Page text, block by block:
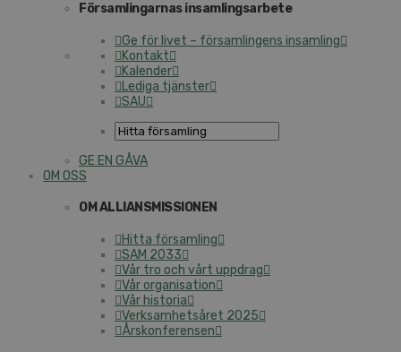
Församlingarnas insamlingsarbete
Ge för livet – församlingens insamling
Kontakt
Kalender
Lediga tjänster
SAU
GE EN GÅVA
OM OSS
OM ALLIANSMISSIONEN
Hitta församling
SAM 2033
Vår tro och vårt uppdrag
Vår organisation
Vår historia
Verksamhetsåret 2025
Årskonferensen